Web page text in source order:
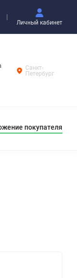
Личный кабинет
Санкт-
Петербург
покупателя